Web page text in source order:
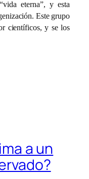
eterna”, y esta
Este grupo
científicos, y se los
a un